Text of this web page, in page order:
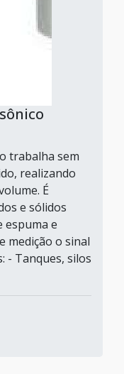
trabalha sem
realizando
É
e sólidos
espuma e
medição o sinal
- Tanques, silos